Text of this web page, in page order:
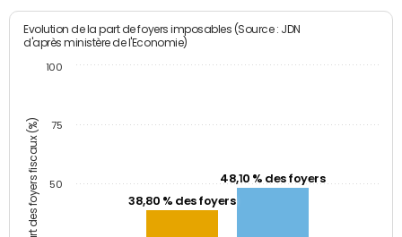
Part des foyers fiscaux (%)
Evolution de la part de foyers imposables (Source : JDN
d'après ministère de l'Economie)
38,80 % des foyers
48,10 % des foyers
50
75
100